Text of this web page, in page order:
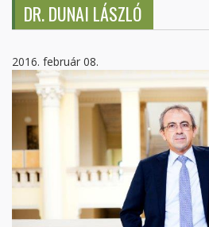
DR. DUNAI LÁSZLÓ
2016. február 08.